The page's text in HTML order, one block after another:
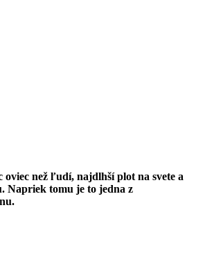
než ľudí, najdlhší plot na svete a
Napriek tomu je to jedna z